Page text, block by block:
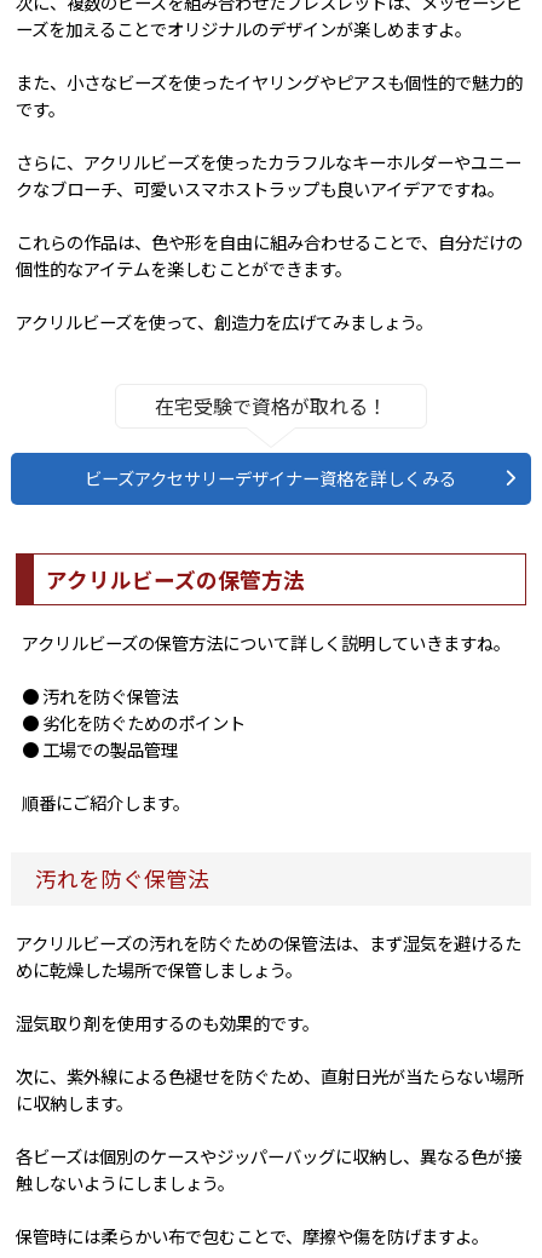
ーズを加えることでオリジナルのデザインが楽しめますよ。
また、小さなビーズを使ったイヤリングやピアスも個性的で魅力的
です。
さらに、アクリルビーズを使ったカラフルなキーホルダーやユニー
クなブローチ、可愛いスマホストラップも良いアイデアですね。
これらの作品は、色や形を自由に組み合わせることで、自分だけの
個性的なアイテムを楽しむことができます。
アクリルビーズを使って、創造力を広げてみましょう。
在宅受験で資格が取れる！
ビーズアクセサリーデザイナー資格を詳しくみる
アクリルビーズの保管方法
アクリルビーズの保管方法について詳しく説明していきますね。
● 汚れを防ぐ保管法
● 劣化を防ぐためのポイント
● 工場での製品管理
順番にご紹介します。
汚れを防ぐ保管法
アクリルビーズの汚れを防ぐための保管法は、まず湿気を避けるた
めに乾燥した場所で保管しましょう。
湿気取り剤を使用するのも効果的です。
次に、紫外線による色褪せを防ぐため、直射日光が当たらない場所
に収納します。
各ビーズは個別のケースやジッパーバッグに収納し、異なる色が接
触しないようにしましょう。
保管時には柔らかい布で包むことで、摩擦や傷を防げますよ。